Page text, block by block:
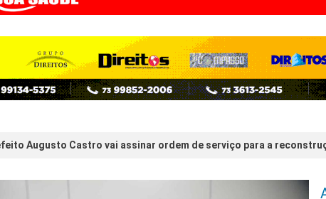
Augusto Castro vai assinar ordem de serviço para a